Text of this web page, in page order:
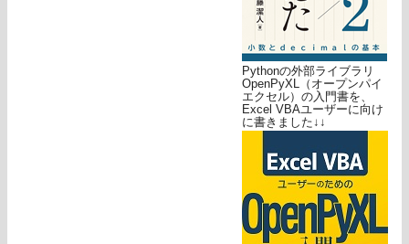
Pythonの外部ライブラリ
OpenPyXL（オープンパイ
エクセル）の入門書を、
Excel VBAユーザーに向け
に書きました↓↓